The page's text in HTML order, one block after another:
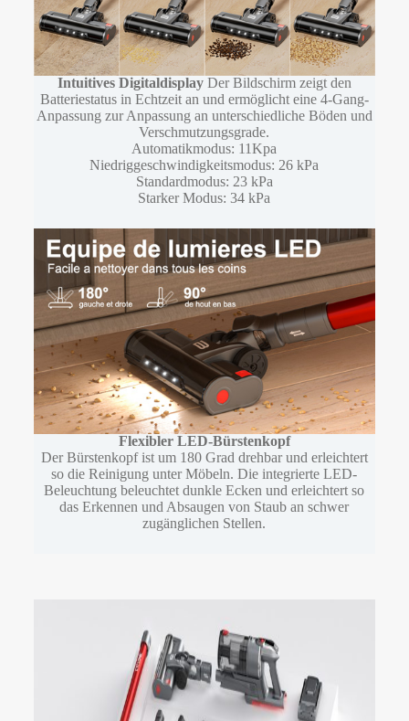
Intuitives Digitaldisplay Der Bildschirm zeigt den
Batteriestatus in Echtzeit an und ermöglicht eine 4-Gang-
Anpassung zur Anpassung an unterschiedliche Böden und
Verschmutzungsgrade.
Automatikmodus: 11Kpa
Niedriggeschwindigkeitsmodus: 26 kPa
Standardmodus: 23 kPa
Starker Modus: 34 kPa
Flexibler LED-Bürstenkopf
Der Bürstenkopf ist um 180 Grad drehbar und erleichtert
so die Reinigung unter Möbeln. Die integrierte LED-
Beleuchtung beleuchtet dunkle Ecken und erleichtert so
das Erkennen und Absaugen von Staub an schwer
zugänglichen Stellen.